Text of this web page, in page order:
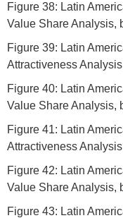
Figure 38: Latin
Value Share Analysis,
Figure 39: Latin
Attractiveness
Figure 40: Latin
Value Share Analysis,
Figure 41: Latin
Attractiveness
Figure 42: Latin
Value Share Analysis,
Figure 43: Latin